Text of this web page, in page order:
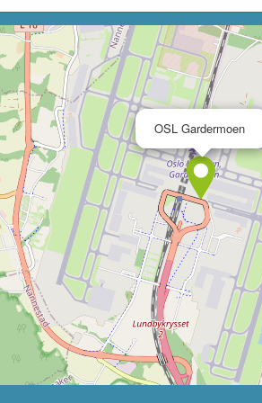
OSL Gardermoen